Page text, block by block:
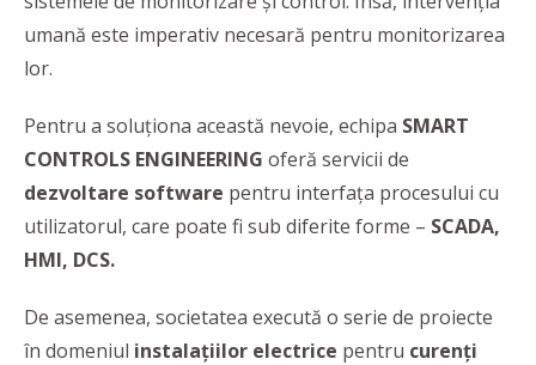
umană este imperativ necesară pentru monitorizarea
lor.
Pentru a soluţiona această nevoie, echipa SMART
CONTROLS ENGINEERING oferă servicii de
dezvoltare software pentru interfaţa procesului cu
utilizatorul, care poate fi sub diferite forme – SCADA,
HMI, DCS.
De asemenea, societatea execută o serie de proiecte
în domeniul instalaţiilor electrice pentru curenţi